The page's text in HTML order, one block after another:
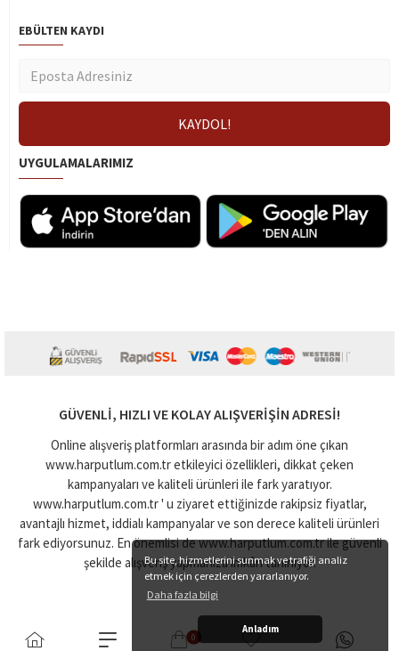
Bu site, hizmetlerini sunmak ve trafiği analiz
etmek için çerezlerden yararlanıyor.
Daha fazla bilgi
Anladım
EBÜLTEN KAYDI
UYGULAMALARIMIZ
GÜVENLI, HIZLI VE KOLAY ALIŞVERIŞIN ADRESI!
Online alışveriş platformları arasında bir adım öne çıkan
www.harputlum.com.tr etkileyici özellikleri, dikkat çeken
kampanyaları ve kaliteli ürünleri ile fark yaratıyor.
www.harputlum.com.tr ' u ziyaret ettiğinizde rakipsiz fiyatlar,
avantajlı hizmet, iddialı kampanyalar ve son derece kaliteli ürünleri
fark ediyorsunuz. En önemlisi de www.harputlum.com.tr ile güvenli
şekilde alışveriş yapmanıza imkân tanınıyor.
0